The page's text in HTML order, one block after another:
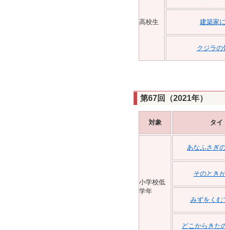
高校生 建築家
クジラの
第67回（2021年）
対象 タイ
小学校低
学年
あなふさぎ
そのとき
みずをくむ
どこからきた